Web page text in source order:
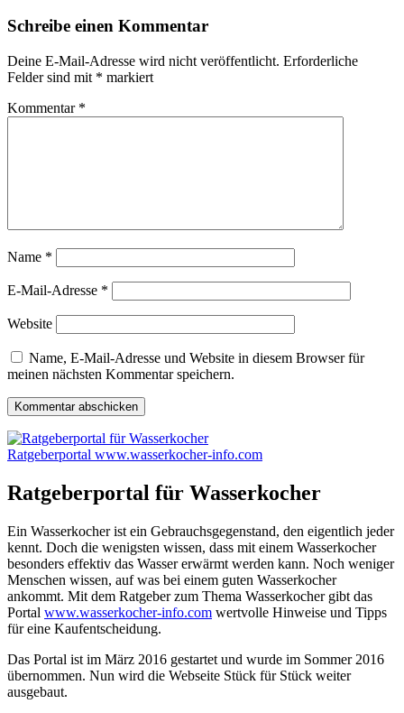
Schreibe einen Kommentar
Deine E-Mail-Adresse wird nicht veröffentlicht. Erforderliche
Felder sind mit * markiert
Kommentar *
Name *
E-Mail-Adresse *
Website
Name, E-Mail-Adresse und Website in diesem Browser für
meinen nächsten Kommentar speichern.
Ratgeberportal www.wasserkocher-info.com
Ratgeberportal für Wasserkocher
Ein Wasserkocher ist ein Gebrauchsgegenstand, den eigentlich jeder
kennt. Doch die wenigsten wissen, dass mit einem Wasserkocher
besonders effektiv das Wasser erwärmt werden kann. Noch weniger
Menschen wissen, auf was bei einem guten Wasserkocher
ankommt. Mit dem Ratgeber zum Thema Wasserkocher gibt das
Portal www.wasserkocher-info.com wertvolle Hinweise und Tipps
für eine Kaufentscheidung.
Das Portal ist im März 2016 gestartet und wurde im Sommer 2016
übernommen. Nun wird die Webseite Stück für Stück weiter
ausgebaut.